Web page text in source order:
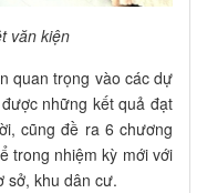
văn kiện
quan trọng vào các dự
những kết quả đạt
cũng đề ra 6 chương
trong nhiệm kỳ mới với
sở, khu dân cư.